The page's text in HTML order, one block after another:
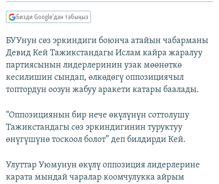
ДАНИСТЕ
АЗАТТЫК+
ЫҢГАЙСЫЗ СУРООЛОР
ЭЕ/АРнун бардык сайттары
Бизди Google'дан табыңыз
БУУнун сөз эркиндиги боюнча атайын чабарманы
Девид Кей Тажикстандагы Ислам кайра жаралуу
партиясынын лидерлеринин узак мөөнөткө
кесилишин сындап, өлкөдөгү оппозициячыл
топтордун оозун жабуу аракети катары баалады.
“Оппозициянын бир нече өкүлүнүн соттолушу
Тажикстандагы сөз эркиндигинин туруктуу
өнүгүшүнө тоскоол болот” деп билдирди Кей.
Улуттар Уюмунун өкүлү оппозиция лидерлерине
карата мындай чаралар коомчулукка айрым